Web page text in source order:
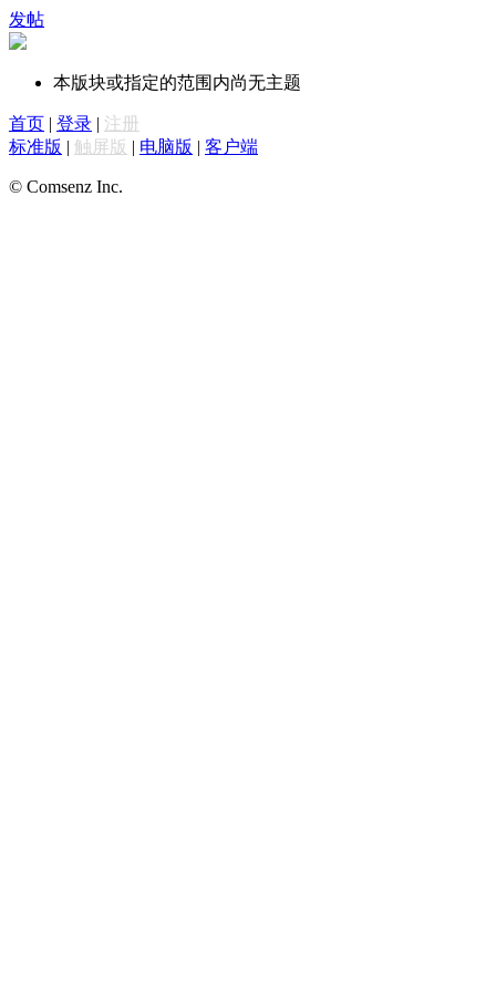
发帖
本版块或指定的范围内尚无主题
首页 | 登录 | 注册
标准版 | 触屏版 | 电脑版 | 客户端
© Comsenz Inc.